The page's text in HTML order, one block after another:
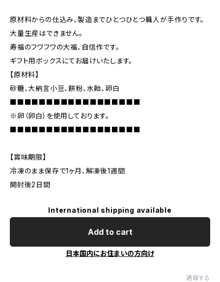
原材料からの仕込み、製造までひとつひとつ職人が手作りです。
大量生産はできません。
寿福のフワフワの大福、自信作です。
ギフト用ボックスにてお届けいたします。
【原材料】
砂糖、大納言小豆、餅粉、水飴、卵白
■■■■■■■■■■■■■■■■■■
※卵（卵白）を使用しております。
■■■■■■■■■■■■■■■■■■
【賞味期限】
冷凍のまま保存で1ヶ月、解凍後1週間
開封後2日間
International shipping available
Add to cart
日本国内にお住まいの方向け
通報する